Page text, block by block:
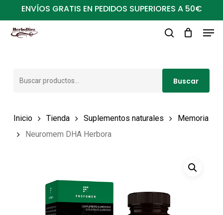
al
contenido
ENVÍOS GRATIS EN PEDIDOS SUPERIORES A 50€
Buscar
Inicio Tienda Suplementos naturales
Memoria
Neuromem DHA Herbora
Close